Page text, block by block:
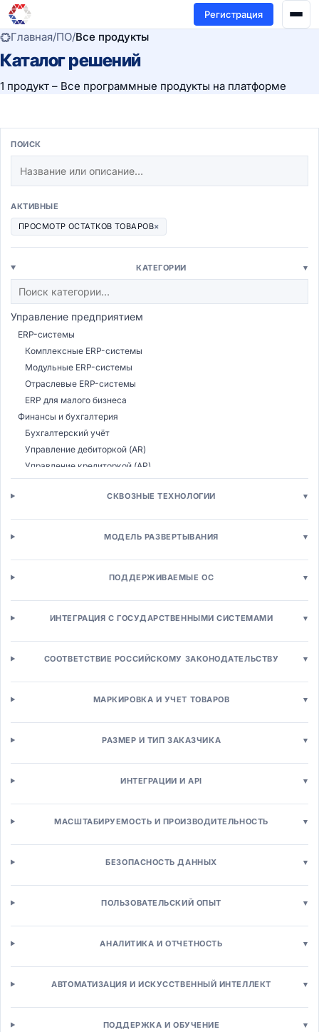
Регистрация
Главная/ПО/Все продукты
Каталог решений
1 продукт – Все программные продукты на платформе
ПОИСК
АКТИВНЫЕ
ПРОСМОТР ОСТАТКОВ ТОВАРОВ×
КАТЕГОРИИ ▾
Управление предприятием
ERP-системы
Комплексные ERP-системы
Модульные ERP-системы
Отраслевые ERP-системы
ERP для малого бизнеса
Финансы и бухгалтерия
Бухгалтерский учёт
Управление дебиторкой (AR)
Управление кредиторкой (AP)
Казначейство
Бюджетирование (CPM)
Консолидация МСФО
Электронные закупки (E-procurement)
Электронные аукционы (E-sourcing)
Производство и логистика
MES-системы
Расширенное планирование (APS)
Управление запасами
Управление активами (EAM)
Техническое обслуживание
Сервисное обслуживание (FSM)
Бизнес-процессы (BPM)
Workflow-системы
Low-code платформы
Продажи и маркетинг
Автоматизация продаж (SFA)
Конфигуратор-цена-предложение (CPQ)
СКВОЗНЫЕ ТЕХНОЛОГИИ ▾
МОДЕЛЬ РАЗВЕРТЫВАНИЯ ▾
ПОДДЕРЖИВАЕМЫЕ ОС ▾
ИНТЕГРАЦИЯ С ГОСУДАРСТВЕННЫМИ СИСТЕМАМИ ▾
СООТВЕТСТВИЕ РОССИЙСКОМУ ЗАКОНОДАТЕЛЬСТВУ ▾
МАРКИРОВКА И УЧЕТ ТОВАРОВ ▾
РАЗМЕР И ТИП ЗАКАЗЧИКА ▾
ИНТЕГРАЦИИ И API ▾
МАСШТАБИРУЕМОСТЬ И ПРОИЗВОДИТЕЛЬНОСТЬ ▾
БЕЗОПАСНОСТЬ ДАННЫХ ▾
ПОЛЬЗОВАТЕЛЬСКИЙ ОПЫТ ▾
АНАЛИТИКА И ОТЧЕТНОСТЬ ▾
АВТОМАТИЗАЦИЯ И ИСКУССТВЕННЫЙ ИНТЕЛЛЕКТ ▾
ПОДДЕРЖКА И ОБУЧЕНИЕ ▾